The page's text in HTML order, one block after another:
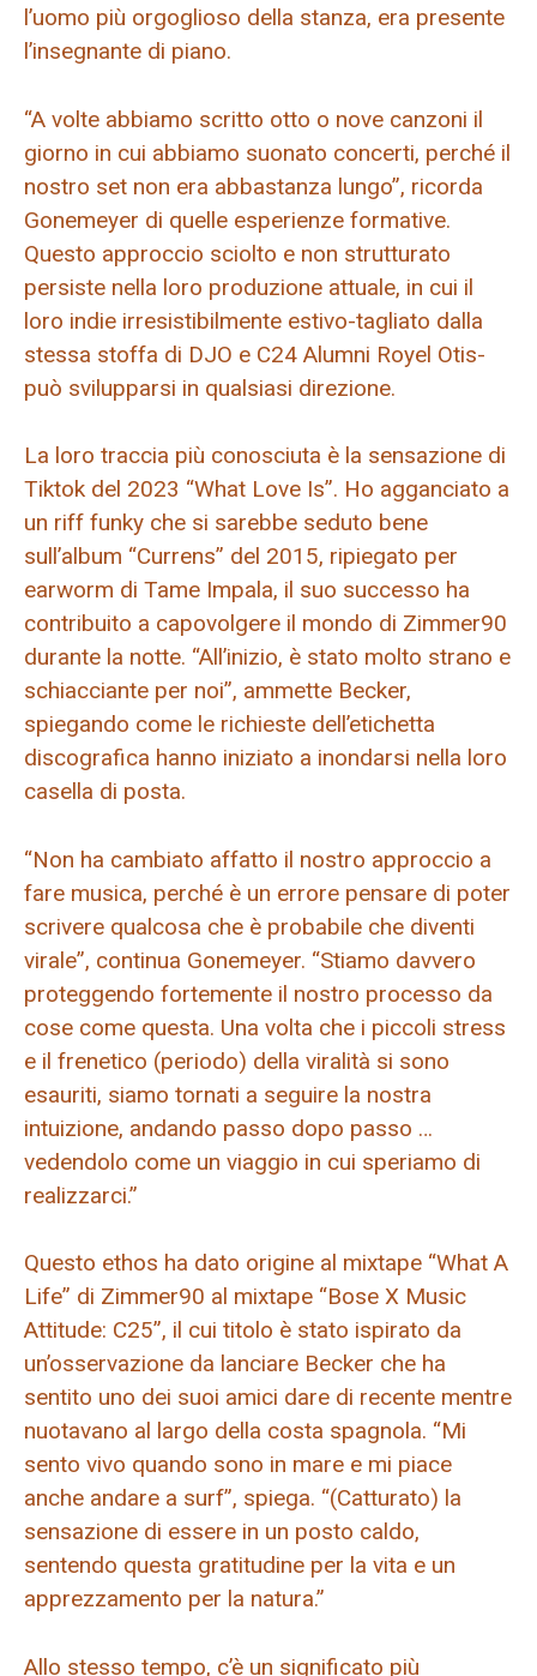
l’uomo più orgoglioso della stanza, era presente
l’insegnante di piano.
“A volte abbiamo scritto otto o nove canzoni il
giorno in cui abbiamo suonato concerti, perché il
nostro set non era abbastanza lungo”, ricorda
Gonemeyer di quelle esperienze formative.
Questo approccio sciolto e non strutturato
persiste nella loro produzione attuale, in cui il
loro indie irresistibilmente estivo-tagliato dalla
stessa stoffa di DJO e C24 Alumni Royel Otis-
può svilupparsi in qualsiasi direzione.
La loro traccia più conosciuta è la sensazione di
Tiktok del 2023 “What Love Is”. Ho agganciato a
un riff funky che si sarebbe seduto bene
sull’album “Currens” del 2015, ripiegato per
earworm di Tame Impala, il suo successo ha
contribuito a capovolgere il mondo di Zimmer90
durante la notte. “All’inizio, è stato molto strano e
schiacciante per noi”, ammette Becker,
spiegando come le richieste dell’etichetta
discografica hanno iniziato a inondarsi nella loro
casella di posta.
“Non ha cambiato affatto il nostro approccio a
fare musica, perché è un errore pensare di poter
scrivere qualcosa che è probabile che diventi
virale”, continua Gonemeyer. “Stiamo davvero
proteggendo fortemente il nostro processo da
cose come questa. Una volta che i piccoli stress
e il frenetico (periodo) della viralità si sono
esauriti, siamo tornati a seguire la nostra
intuizione, andando passo dopo passo …
vedendolo come un viaggio in cui speriamo di
realizzarci.”
Questo ethos ha dato origine al mixtape “What A
Life” di Zimmer90 al mixtape “Bose X Music
Attitude: C25”, il cui titolo è stato ispirato da
un’osservazione da lanciare Becker che ha
sentito uno dei suoi amici dare di recente mentre
nuotavano al largo della costa spagnola. “Mi
sento vivo quando sono in mare e mi piace
anche andare a surf”, spiega. “(Catturato) la
sensazione di essere in un posto caldo,
sentendo questa gratitudine per la vita e un
apprezzamento per la natura.”
Allo stesso tempo, c’è un significato più